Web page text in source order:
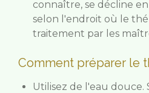
connaître, se décline
selon l'endroit où le thé
traitement par les
Comment préparer le
Utilisez de l'eau douce.